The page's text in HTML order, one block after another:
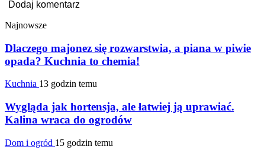
Najnowsze
Dlaczego majonez się rozwarstwia, a piana w piwie
opada? Kuchnia to chemia!
Kuchnia 13 godzin temu
Wygląda jak hortensja, ale łatwiej ją uprawiać.
Kalina wraca do ogrodów
Dom i ogród 15 godzin temu